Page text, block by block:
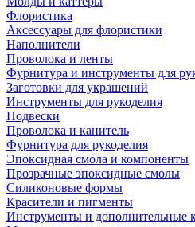
Флористика
Аксессуары для флористики
Наполнители
Проволока и ленты
Фурнитура и инструменты для
Заготовки для украшений
Инструменты для рукоделия
Подвески
Проволока и канитель
Фурнитура для рукоделия
Эпоксидная смола и компоненты
Прозрачные эпоксидные смолы
Силиконовые формы
Красители и пигменты
Инструменты и дополнительные